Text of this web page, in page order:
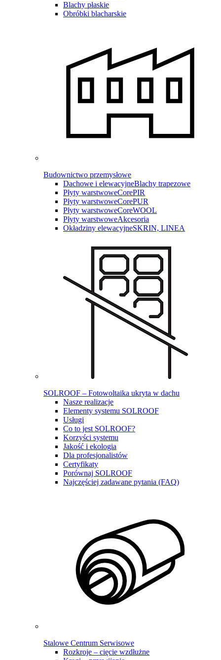
Blachy płaskie
Obróbki blacharskie
Budownictwo przemysłowe
Dachowe i elewacyjneBlachy trapezowe
Płyty warstwoweCorePIR
Płyty warstwoweCorePUR
Płyty warstwoweCoreWOOL
Płyty warstwoweAkcesoria
Okładziny elewacyjneSKRIN, LINEA
SOLROOF – Fotowoltaika ukryta w dachu
Nasze realizacje
Elementy systemu SOLROOF
Usługi
Co to jest SOLROOF?
Korzyści systemu
Jakość i ekologia
Dla profesjonalistów
Certyfikaty
Porównaj SOLROOF
Najczęściej zadawane pytania (FAQ)
Stalowe Centrum Serwisowe
Rozkroje – cięcie wzdłużne